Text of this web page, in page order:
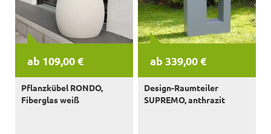
ab 109,00 €
Pflanzkübel RONDO,
Fiberglas weiß
ab 339,00 €
Design-Raumteiler
SUPREMO, anthrazit